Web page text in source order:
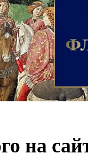
на